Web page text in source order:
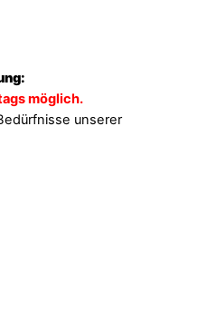
möglich.
unserer